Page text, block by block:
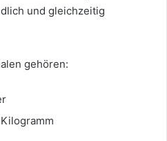
und gleichzeitig
gehören: